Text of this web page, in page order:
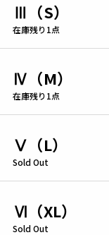
Ⅲ（S）
在庫残り1点
Ⅳ（M）
在庫残り1点
Ⅴ（L）
Sold Out
Ⅵ（XL）
Sold Out